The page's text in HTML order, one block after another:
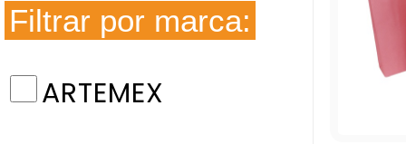
Filtrar por marca:
ARTEMEX